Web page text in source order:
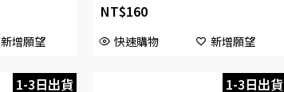
新增願望
NT$160
快速購物 新增願望
1-3日出貨 1-3日出貨